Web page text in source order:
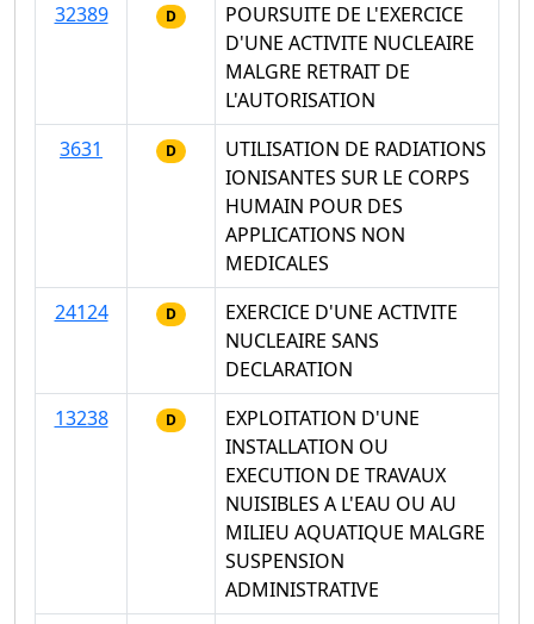
32389
D
POURSUITE DE L'EXERCICE
D'UNE ACTIVITE NUCLEAIRE
MALGRE RETRAIT DE
L'AUTORISATION
3631
D
UTILISATION DE RADIATIONS
IONISANTES SUR LE CORPS
HUMAIN POUR DES
APPLICATIONS NON
MEDICALES
24124
D
EXERCICE D'UNE ACTIVITE
NUCLEAIRE SANS
DECLARATION
13238
D
EXPLOITATION D'UNE
INSTALLATION OU
EXECUTION DE TRAVAUX
NUISIBLES A L'EAU OU AU
MILIEU AQUATIQUE MALGRE
SUSPENSION
ADMINISTRATIVE